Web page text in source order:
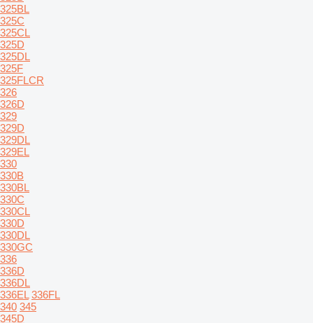
325BL
325C
325CL
325D
325DL
325F
325FLCR
326
326D
329
329D
329DL
329EL
330
330B
330BL
330C
330CL
330D
330DL
330GC
336
336D
336DL
336EL 336FL
340 345
345D